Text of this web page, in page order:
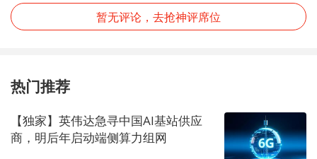
暂无评论，去抢神评席位
热门推荐
【独家】英伟达急寻中国AI基站供应
商，明后年启动端侧算力组网